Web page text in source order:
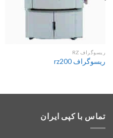
ریسوگراف RZ
ریسوگراف rz200
تماس با کپی ایران